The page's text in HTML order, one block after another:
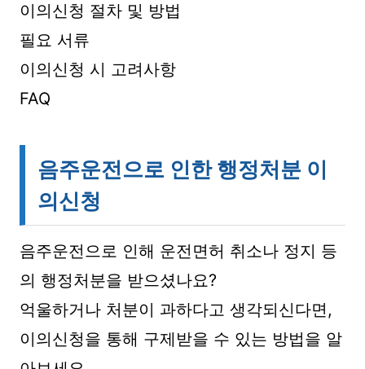
이의신청 절차 및 방법
필요 서류
이의신청 시 고려사항
FAQ
음주운전으로 인한 행정처분 이
의신청
음주운전으로 인해 운전면허 취소나 정지 등
의 행정처분을 받으셨나요?
억울하거나 처분이 과하다고 생각되신다면,
이의신청을 통해 구제받을 수 있는 방법을 알